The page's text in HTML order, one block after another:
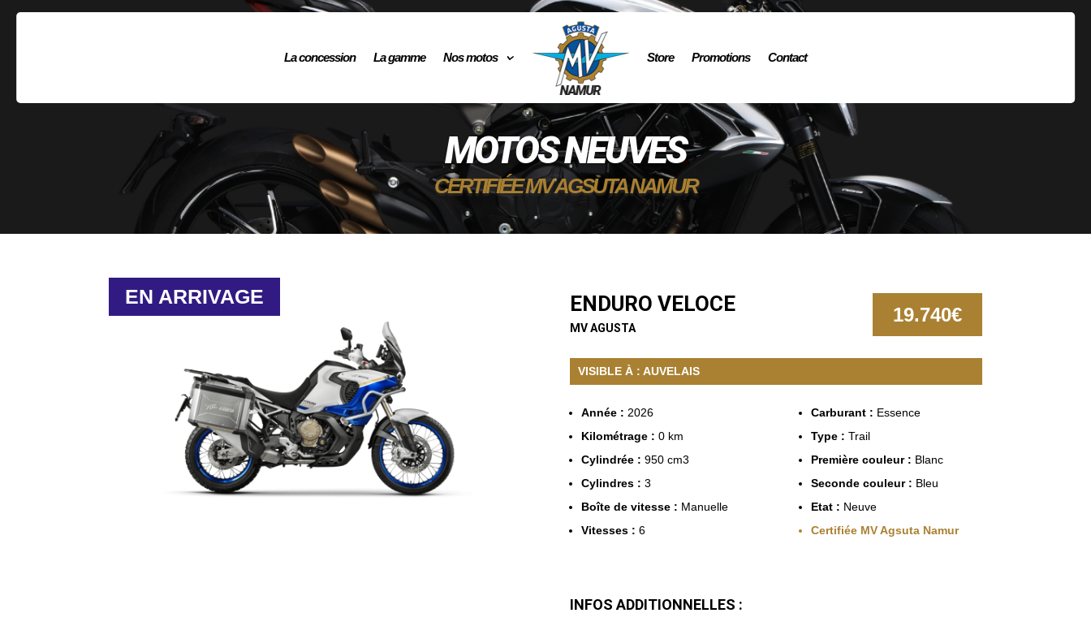
La concession La gamme Nos motos Store Promotions Contact
MOTOS NEUVES
CERTIFIÉE MV AGSUTA NAMUR
EN ARRIVAGE ENDURO VELOCE
MV AGUSTA
19.740€
VISIBLE À : AUVELAIS
Année : 2026
Kilométrage : 0 km
Cylindrée : 950 cm3
Cylindres : 3
Boîte de vitesse : Manuelle
Vitesses : 6
Carburant : Essence
Type : Trail
Première couleur : Blanc
Seconde couleur : Bleu
Etat : Neuve
Certifiée MV Agsuta Namur
INFOS ADDITIONNELLES :